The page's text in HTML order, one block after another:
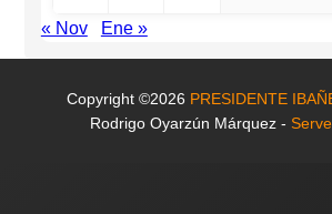
« Nov Ene »
Copyright ©2026 PRESIDENTE
Rodrigo Oyarzún Márquez -